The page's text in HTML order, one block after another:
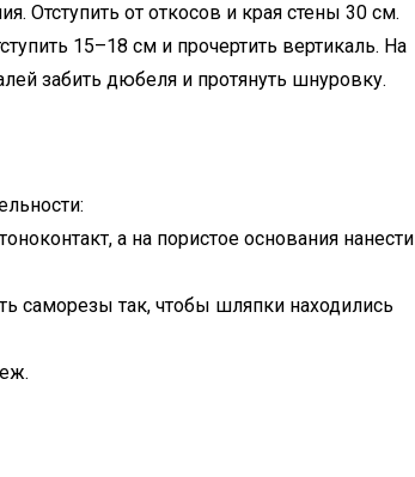
Отступить от откосов и края стены 30 см.
15–18 см и прочертить вертикаль. На
забить дюбеля и протянуть шнуровку.
а на пористое основания нанести
саморезы так, чтобы шляпки находились